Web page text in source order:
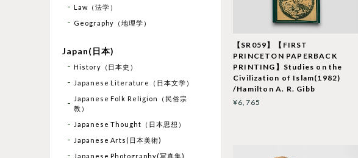
【SR059】【FIRST
PRINCETON PAPERBACK
PRINTING】Studies on the
Civilization of Islam(1982)
/Hamilton A. R. Gibb
¥6,765
Law（法学）
Geography（地理学）
Japan(日本)
History（日本史）
Japanese Literature（日本文学）
Japanese Folk Religion（民俗宗
教）
Japanese Thought（日本思想）
Japanese Arts(日本美術)
Japanese Photography(写真集)